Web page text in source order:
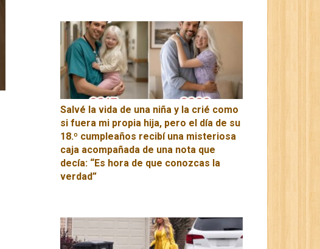
Salvé la vida de una niña y la crié como
si fuera mi propia hija, pero el día de su
18.º cumpleaños recibí una misteriosa
caja acompañada de una nota que
decía: “Es hora de que conozcas la
verdad”